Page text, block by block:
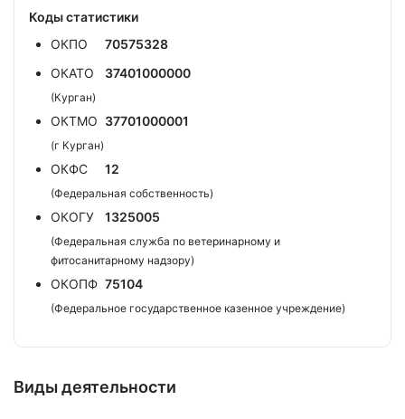
Коды статистики
ОКПО
70575328
ОКАТО
37401000000
(Курган)
ОКТМО 37701000001
(г Курган)
ОКФС 12
(Федеральная собственность)
ОКОГУ 1325005
(Федеральная служба по ветеринарному и
фитосанитарному надзору)
ОКОПФ 75104
(Федеральное государственное казенное учреждение)
Виды деятельности